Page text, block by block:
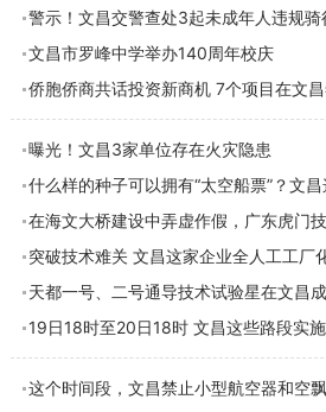
警示！文昌交警查处3起未成年人违规骑
文昌市罗峰中学举办140周年校庆
侨胞侨商共话投资新商机 7个项目在文
曝光！文昌3家单位存在火灾隐患
什么样的种子可以拥有“太空船票”？文
天都一号、二号通导技术试验星在文昌
19日18时至20日18时 文昌这些路段实
这个时间段，文昌禁止小型航空器和空